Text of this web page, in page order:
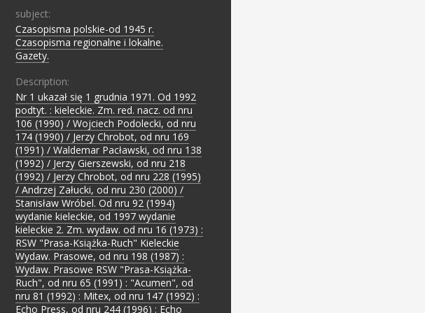
subject:
Czasopisma polskie-od 1945 r.
Czasopisma regionalne i lokalne.
Gazety.
Description:
Nr 1 ukazał się 1 grudnia 1971. Od 1992
podtyt. : kieleckie. Zm. red. nacz. od nru
106 (1990) / Wojciech Podolecki, od nru
174 (1990) / Jerzy Chrobot, od nru 169
(1991) / Waldemar Pacławski, od nru 138
(1992) / Jerzy Gierszewski, od nru 218
(1992) / Jerzy Chrobot, od nru 228 (1995)
/ Andrzej Załucki, od nru 230 (2000) /
Stanisław Wróbel. Od nru 92 (1994)
wydanie kieleckie, od 1997 wydanie
kieleckie 2. Zm. wydaw. od nru 16 (1973) :
RSW "Prasa-Książka-Ruch" Kieleckie
Wydaw. Prasowe, od nru 198 (1987) :
Wydaw. Prasowe RSW "Prasa-Książka-
Ruch", od nru 65 (1991) : "Acumen", od
nru 81 (1992) : Mitex, od nru 147 (1992) :
Echo Press, od nru 244 (1996) : Echo